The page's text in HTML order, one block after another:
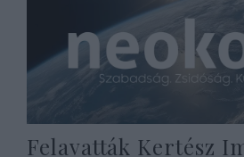
Felavatták Kertész